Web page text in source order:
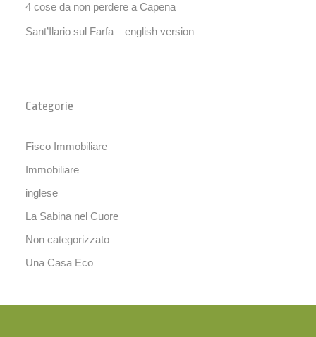
4 cose da non perdere a Capena
Sant’Ilario sul Farfa – english version
Categorie
Fisco Immobiliare
Immobiliare
inglese
La Sabina nel Cuore
Non categorizzato
Una Casa Eco